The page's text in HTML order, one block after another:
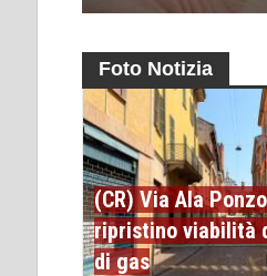
Foto Notizia
(CR) Via Ala
ripristino viabilità
di gas